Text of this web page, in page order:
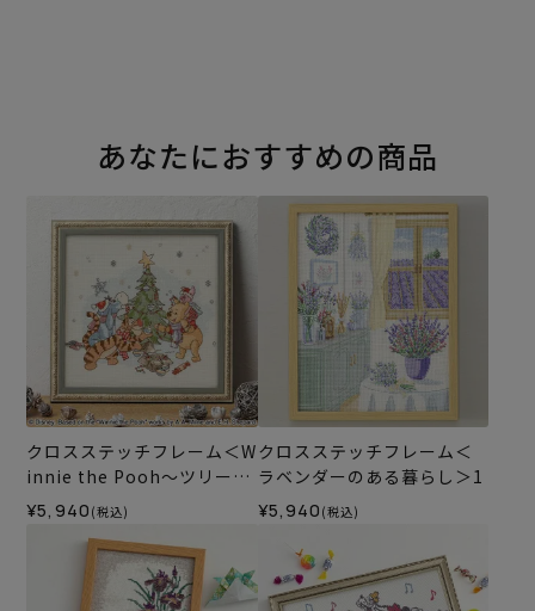
あなたにおすすめの商品
クロスステッチフレーム＜W
innie the Pooh～ツリーの
飾りつけ～＞
¥5,940 (税込)
クロスステッチフレーム＜
ラベンダーのある暮らし＞1
¥5,940 (税込)